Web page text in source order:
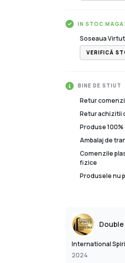
IN STOC
Soseaua
VERIFICĂ
BINE DE STIUT
Retur
Retur achizitii
Produse
Ambalaj de
Comenzile
fizice
Produsele nu
International
2024